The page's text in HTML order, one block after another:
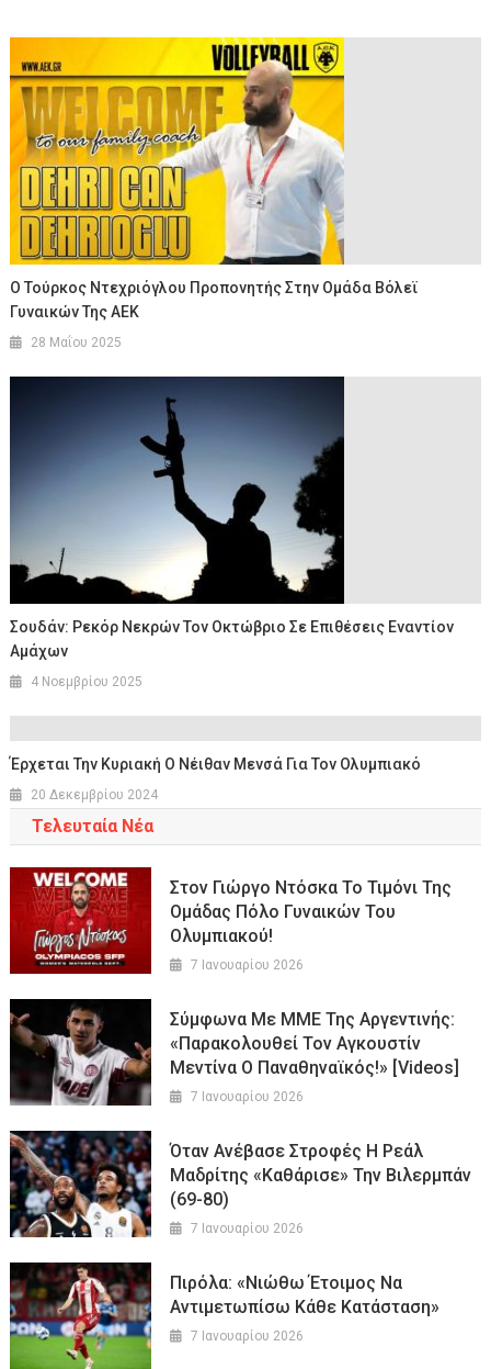
Ο Τούρκος Ντεχριόγλου Προπονητής Στην Ομάδα Βόλεϊ
Γυναικών Της ΑΕΚ
28 Μαΐου 2025
Σουδάν: Ρεκόρ Νεκρών Τον Οκτώβριο Σε Επιθέσεις Εναντίον
Αμάχων
4 Νοεμβρίου 2025
Έρχεται Την Κυριακή Ο Νέιθαν Μενσά Για Τον Ολυμπιακό
20 Δεκεμβρίου 2024
Τελευταία Νέα
Στον Γιώργο Ντόσκα Το Τιμόνι Της
Ομάδας Πόλο Γυναικών Του
Ολυμπιακού!
7 Ιανουαρίου 2026
Σύμφωνα Με ΜΜΕ Της Αργεντινής:
«Παρακολουθεί Τον Αγκουστίν
Μεντίνα Ο Παναθηναϊκός!» [Videos]
7 Ιανουαρίου 2026
Όταν Ανέβασε Στροφές Η Ρεάλ
Μαδρίτης «καθάρισε» Την Βιλερμπάν
(69-80)
7 Ιανουαρίου 2026
Πιρόλα: «Νιώθω Έτοιμος Να
Αντιμετωπίσω Κάθε Κατάσταση»
7 Ιανουαρίου 2026